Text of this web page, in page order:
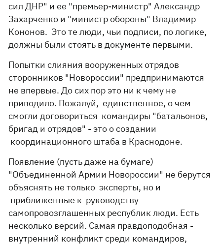
сил ДНР" и ее "премьер-министр" Александр
Захарченко и "министр обороны" Владимир
Кононов. Это те люди, чьи подписи, по логике,
должны были стоять в документе первыми.
Попытки слияния вооруженных отрядов
сторонников "Новороссии" предпринимаются
не впервые. До сих пор это ни к чему не
приводило. Пожалуй, единственное, о чем
смогли договориться командиры "батальонов,
бригад и отрядов" - это о создании
координационного штаба в Краснодоне.
Появление (пусть даже на бумаге)
"Объединенной Армии Новороссии" не берутся
объяснять не только эксперты, но и
приближенные к руководству
самопровозглашенных республик люди. Есть
несколько версий. Самая правдоподобная -
внутренний конфликт среди командиров,